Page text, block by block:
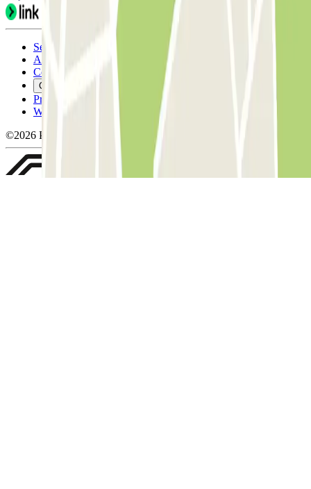
Servicevoorwaarden
Annuleringsvoorwaarden
Cookiebeleid
Cookies beheren
Privacybeleid
Whistleblowing
©2026 Parclick. All rights reserved